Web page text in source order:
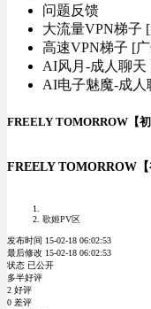
问题反馈
大流量VPN梯子
高速VPN梯子 [
AI风月-成人聊天
AI电子魅魔-成人
FREELY TOMORROW【
FREELY TOMORROW【
歌姬PV区
发布时间 15-02-18 06:02:53
最后修改 15-02-18 06:02:53
状态 已公开
多半好评
2 好评
0 差评